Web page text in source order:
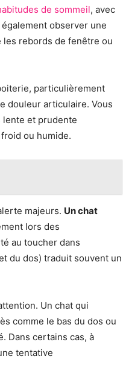
de sommeil, avec
observer une
rebords de fenêtre ou
particulièrement
douleur articulaire. Vous
lente et prudente
ou humide.
majeurs. Un chat
lors des
au toucher dans
du dos) traduit souvent un
Un chat qui
comme le bas du dos ou
Dans certains cas, à
tentative